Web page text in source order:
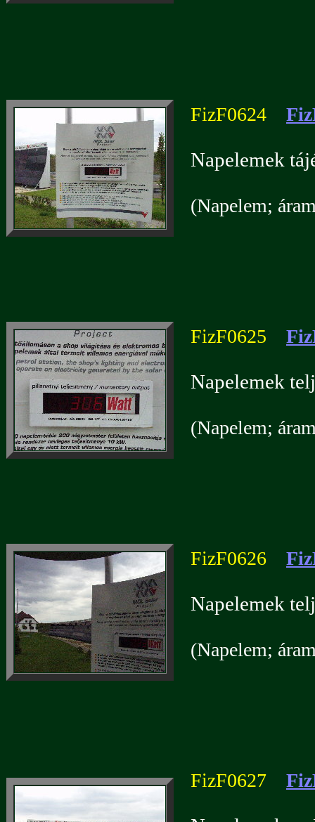
FizF0624
Napelemek
(Napelem;
FizF0625
Napelemek
(Napelem;
FizF0626
Napelemek
(Napelem;
FizF0627